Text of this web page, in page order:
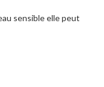
sensible elle peut